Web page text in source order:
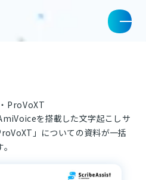
ProVoXT
を搭載した文字起こしサ
」についての資料が一括